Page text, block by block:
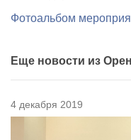
Фотоальбом
Еще новости из
4 декабря 2019